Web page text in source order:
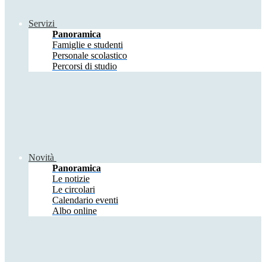
Servizi
Panoramica
Famiglie e studenti
Personale scolastico
Percorsi di studio
Novità
Panoramica
Le notizie
Le circolari
Calendario eventi
Albo online